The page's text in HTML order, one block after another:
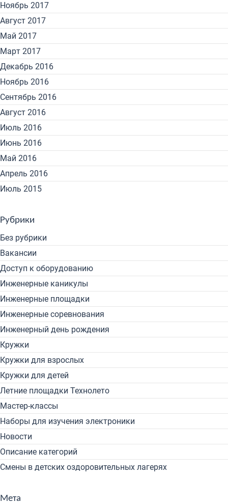
Ноябрь 2017
Август 2017
Май 2017
Март 2017
Декабрь 2016
Ноябрь 2016
Сентябрь 2016
Август 2016
Июль 2016
Июнь 2016
Май 2016
Апрель 2016
Июль 2015
Рубрики
Без рубрики
Вакансии
Доступ к оборудованию
Инженерные каникулы
Инженерные площадки
Инженерные соревнования
Инженерный день рождения
Кружки
Кружки для взрослых
Кружки для детей
Летние площадки Технолето
Мастер-классы
Наборы для изучения электроники
Новости
Описание категорий
Смены в детских оздоровительных лагерях
Мета